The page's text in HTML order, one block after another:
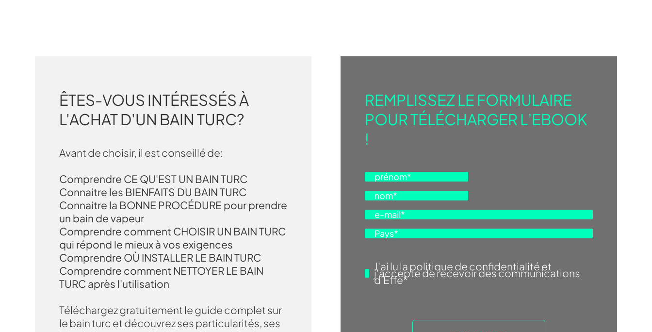
ÊTES-VOUS INTÉRESSÉS À
L'ACHAT D'UN BAIN TURC?
Avant de choisir, il est conseillé de:
Comprendre CE QU'EST UN BAIN TURC
Connaitre les BIENFAITS DU BAIN TURC
Connaitre la BONNE PROCÉDURE pour prendre
un bain de vapeur
Comprendre comment CHOISIR UN BAIN TURC
qui répond le mieux à vos exigences
Comprendre OÙ INSTALLER LE BAIN TURC
Comprendre comment NETTOYER LE BAIN
TURC après l'utilisation
Téléchargez gratuitement le guide complet sur
le bain turc et découvrez ses particularités, ses
REMPLISSEZ LE FORMULAIRE
POUR TÉLÉCHARGER L’EBOOK
!
J'ai lu lapolitique de confidentialitéet
j'accepte de recevoir des communications
d'Effe*